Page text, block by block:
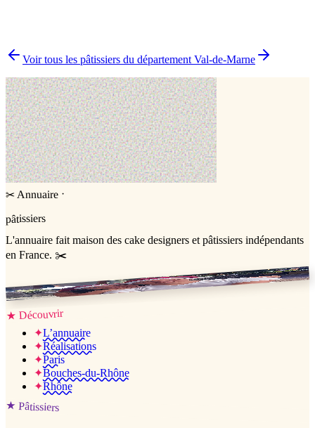
Voir tous les pâtissiers du département Val-de-Marne
✂ Annuaire ·
pâtissiers
L'annuaire fait maison des cake designers et pâtissiers indépendants
en France. ✂️
Jessica & Jérémy ♡
★ Découvrir
✦L’annuaire
✦Réalisations
✦Paris
✦Bouches-du-Rhône
✦Rhône
★ Pâtissiers